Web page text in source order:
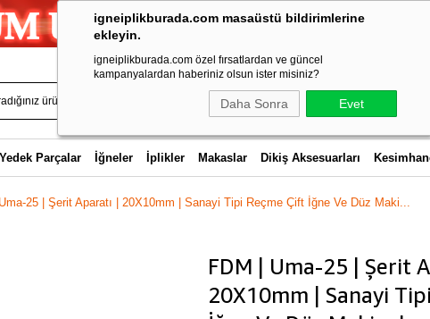
igneiplikburada.com masaüstü bildirimlerine
ekleyin.
igneiplikburada.com özel fırsatlardan ve güncel
kampanyalardan haberiniz olsun ister misiniz?
Daha Sonra Evet
Yedek Parçalar İğneler İplikler Makaslar Dikiş Aksesuarları
25 | Şerit Aparatı | 20X10mm | Sanayi Tipi Reçme Çift İğne Ve Düz Maki...
FDM | Uma-25 | Şerit
20X10mm | Sanayi